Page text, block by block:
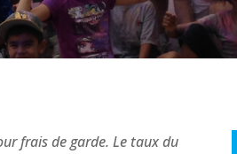
frais de garde. Le taux du